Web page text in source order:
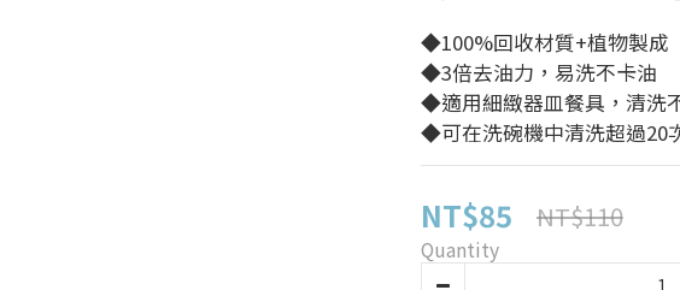
◆100%回收材質+植物製成
◆3倍去油力，易洗不卡油
◆適用細緻器皿餐具，清洗
◆可在洗碗機中清洗超過20
NT$85 NT$110
Quantity